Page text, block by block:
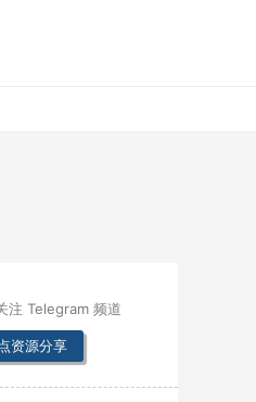
注 Telegram 频道
资源分享